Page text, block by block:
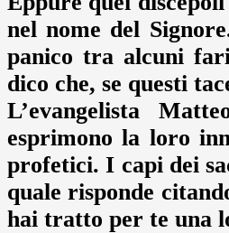
nel nome del
panico tra alcuni
dico che, se questi
L’evangelista
esprimono la loro
profetici. I capi dei
quale risponde
hai tratto per te una